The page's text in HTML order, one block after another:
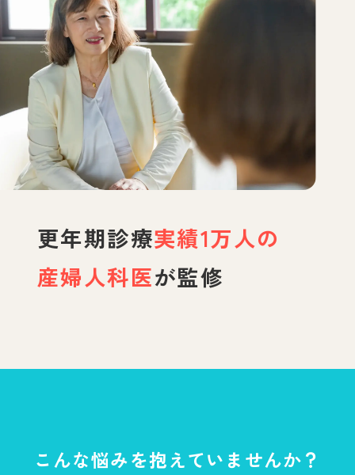
更年期診療実績1万人の
産婦人科医が監修
こんな悩みを抱えていませんか？